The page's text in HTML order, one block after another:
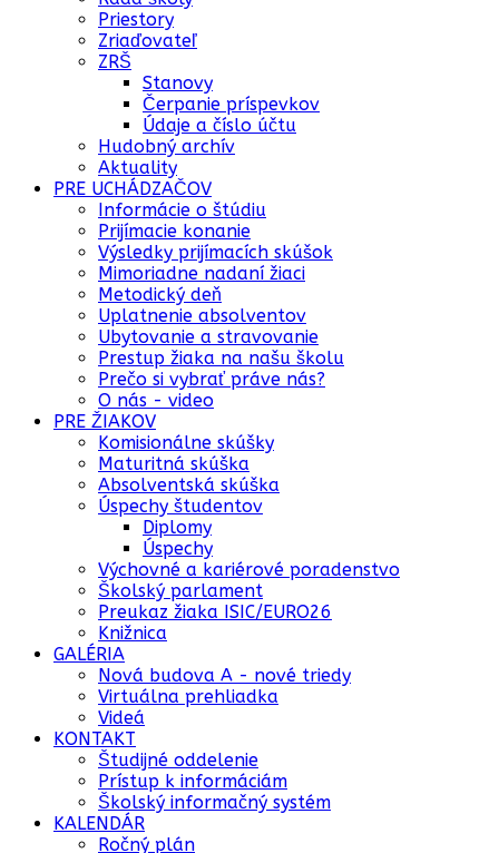
Priestory
Zriaďovateľ
ZRŠ
Stanovy
Čerpanie príspevkov
Údaje a číslo účtu
Hudobný archív
Aktuality
PRE UCHÁDZAČOV
Informácie o štúdiu
Prijímacie konanie
Výsledky prijímacích skúšok
Mimoriadne nadaní žiaci
Metodický deň
Uplatnenie absolventov
Ubytovanie a stravovanie
Prestup žiaka na našu školu
Prečo si vybrať práve nás?
O nás - video
PRE ŽIAKOV
Komisionálne skúšky
Maturitná skúška
Absolventská skúška
Úspechy študentov
Diplomy
Úspechy
Výchovné a kariérové poradenstvo
Školský parlament
Preukaz žiaka ISIC/EURO26
Knižnica
GALÉRIA
Nová budova A - nové triedy
Virtuálna prehliadka
Videá
KONTAKT
Študijné oddelenie
Prístup k informáciám
Školský informačný systém
KALENDÁR
Ročný plán